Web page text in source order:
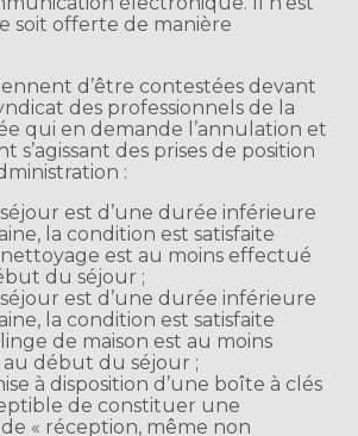
soit offerte de manière
d’être contestées devant
des professionnels de la
qui en demande l’annulation et
s’agissant des prises de position
:
est d’une durée inférieure
la condition est satisfaite
est au moins effectué
du séjour ;
est d’une durée inférieure
la condition est satisfaite
de maison est au moins
début du séjour ;
à disposition d’une boîte à clés
de constituer une
« réception, même non